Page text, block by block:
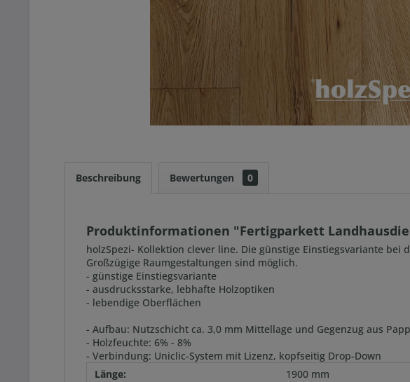
Beschreibung Bewertungen 0
Produktinformationen "Fertigparkett
holzSpezi- Kollektion clever line. Die günstige Einstiegsvariante
Großzügige Raumgestaltungen sind möglich.
- günstige Einstiegsvariante
- ausdrucksstarke, lebhafte Holzoptiken
- lebendige Oberflächen
- Aufbau: Nutzschicht ca. 3,0 mm Mittellage und Gegenzug aus
- Holzfeuchte: 6% - 8%
- Verbindung: Uniclic-System mit Lizenz, kopfseitig Drop-Down
Länge:
1900 mm